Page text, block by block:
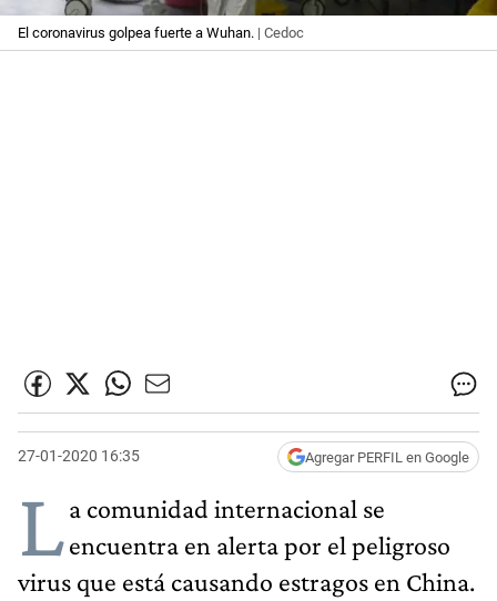
El coronavirus golpea fuerte a Wuhan. | Cedoc
27-01-2020 16:35 Agregar PERFIL en Google
La comunidad internacional se
encuentra en alerta por el peligroso
virus que está causando estragos en China.